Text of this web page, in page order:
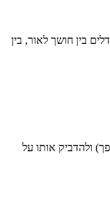
בין חושך לאור, בין
ולהדביק אותו על